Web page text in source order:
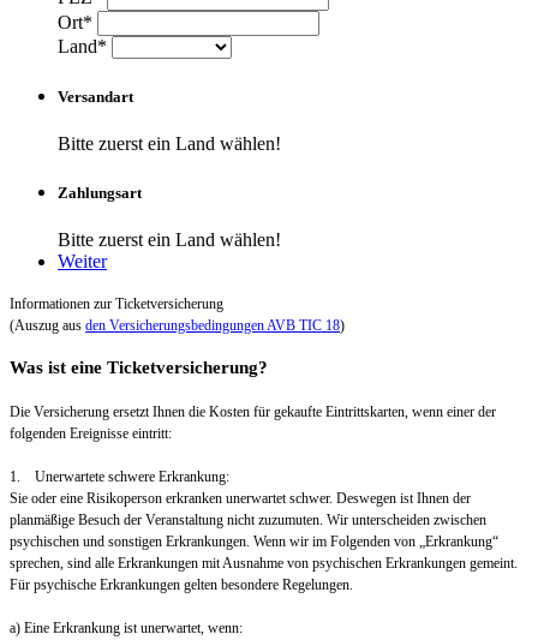
Ort*
Land*
Versandart
Bitte zuerst ein Land wählen!
Zahlungsart
Bitte zuerst ein Land wählen!
Weiter
Informationen zur Ticketversicherung
(Auszug aus den Versicherungsbedingungen AVB TIC 18)
Was ist eine Ticketversicherung?
Die Versicherung ersetzt Ihnen die Kosten für gekaufte Eintrittskarten, wenn einer der
folgenden Ereignisse eintritt:
1. Unerwartete schwere Erkrankung:
Sie oder eine Risikoperson erkranken unerwartet schwer. Deswegen ist Ihnen der
planmäßige Besuch der Veranstaltung nicht zuzumuten. Wir unterscheiden zwischen
psychischen und sonstigen Erkrankungen. Wenn wir im Folgenden von „Erkrankung“
sprechen, sind alle Erkrankungen mit Ausnahme von psychischen Erkrankungen gemeint.
Für psychische Erkrankungen gelten besondere Regelungen.
a) Eine Erkrankung ist unerwartet, wenn: